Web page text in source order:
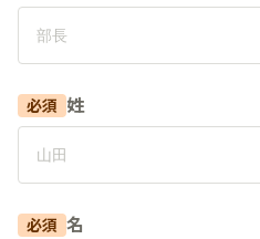
必須 姓
必須 名